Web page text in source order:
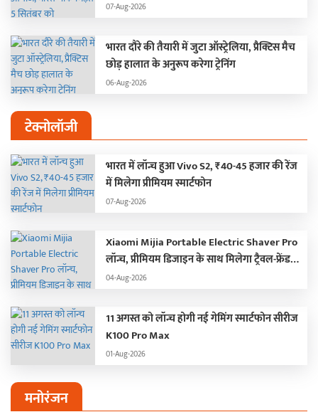
07-Aug-2026
भारत दौरे की तैयारी में जुटा ऑस्ट्रेलिया, प्रैक्टिस मैच
छोड़ हालात के अनुरूप करेगा ट्रेनिंग
06-Aug-2026
टेक्नोलॉजी
भारत में लॉन्च हुआ Vivo S2, ₹40-45 हजार की रेंज
में मिलेगा प्रीमियम स्मार्टफोन
07-Aug-2026
Xiaomi Mijia Portable Electric Shaver Pro
लॉन्च, प्रीमियम डिजाइन के साथ मिलेगा ट्रैवल-फ्रेंडली
अनुभव
04-Aug-2026
11 अगस्त को लॉन्च होगी नई गेमिंग स्मार्टफोन सीरीज
K100 Pro Max
01-Aug-2026
मनोरंजन